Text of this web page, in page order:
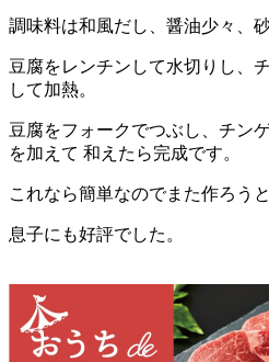
調味料は和風だし、醤油少々、砂
豆腐をレンチンして水切りし、
して加熱。
豆腐をフォークでつぶし、チン
を加えて 和えたら完成です。
これなら簡単なのでまた作ろう
息子にも好評でした。